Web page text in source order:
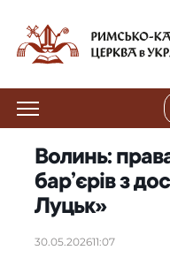
Волинь:
бар’єрів з
Луцьк»
30.05.202611:07